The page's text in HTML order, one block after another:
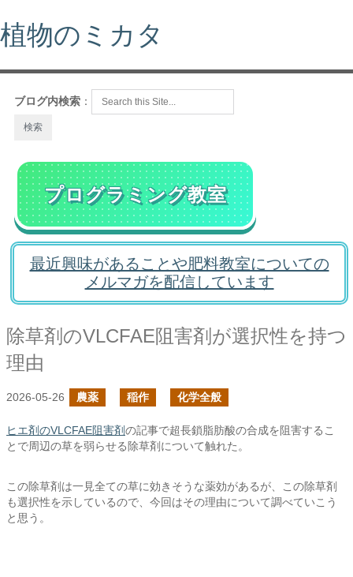
植物のミカタ
ブログ内検索 ：
プログラミング教室
最近興味があることや肥料教室についての
メルマガを配信しています
除草剤のVLCFAE阻害剤が選択性を持つ
理由
2026-05-26 農薬 稲作 化学全般
ヒエ剤のVLCFAE阻害剤の記事で超長鎖脂肪酸の合成を阻害するこ
とで周辺の草を弱らせる除草剤について触れた。
この除草剤は一見全ての草に効きそうな薬効があるが、この除草剤
も選択性を示しているので、今回はその理由について調べていこう
と思う。